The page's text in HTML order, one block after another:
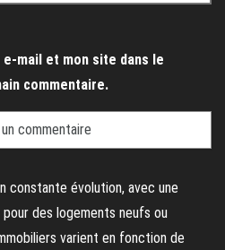
mail et mon site dans le
commentaire.
constante évolution, avec une
des logements neufs ou
varient en fonction de